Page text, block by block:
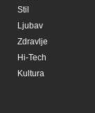
Stil
Ljubav
Zdravlje
Hi-Tech
Kultura